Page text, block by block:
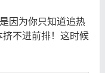
因为你只知道追热
挤不进前排！这时候